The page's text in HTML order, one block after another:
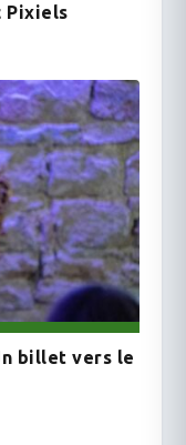
Pixiels
billet vers le